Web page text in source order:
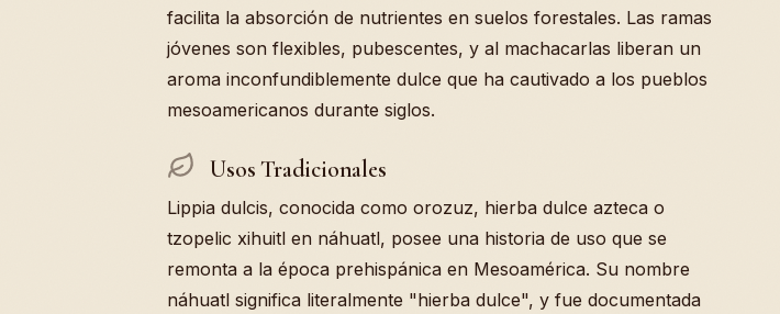
facilita la absorción de nutrientes en suelos forestales. Las ramas
jóvenes son flexibles, pubescentes, y al machacarlas liberan un
aroma inconfundiblemente dulce que ha cautivado a los pueblos
mesoamericanos durante siglos.
Usos Tradicionales
Lippia dulcis, conocida como orozuz, hierba dulce azteca o
tzopelic xihuitl en náhuatl, posee una historia de uso que se
remonta a la época prehispánica en Mesoamérica. Su nombre
náhuatl significa literalmente "hierba dulce", y fue documentada